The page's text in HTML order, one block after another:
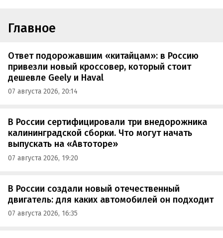
Главное
Ответ подорожавшим «китайцам»: в Россию
привезли новый кроссовер, который стоит
дешевле Geely и Haval
07 августа 2026, 20:14
В России сертифицировали три внедорожника
калининградской сборки. Что могут начать
выпускать на «Автоторе»
07 августа 2026, 19:20
В России создали новый отечественный
двигатель: для каких автомобилей он подходит
07 августа 2026, 16:35